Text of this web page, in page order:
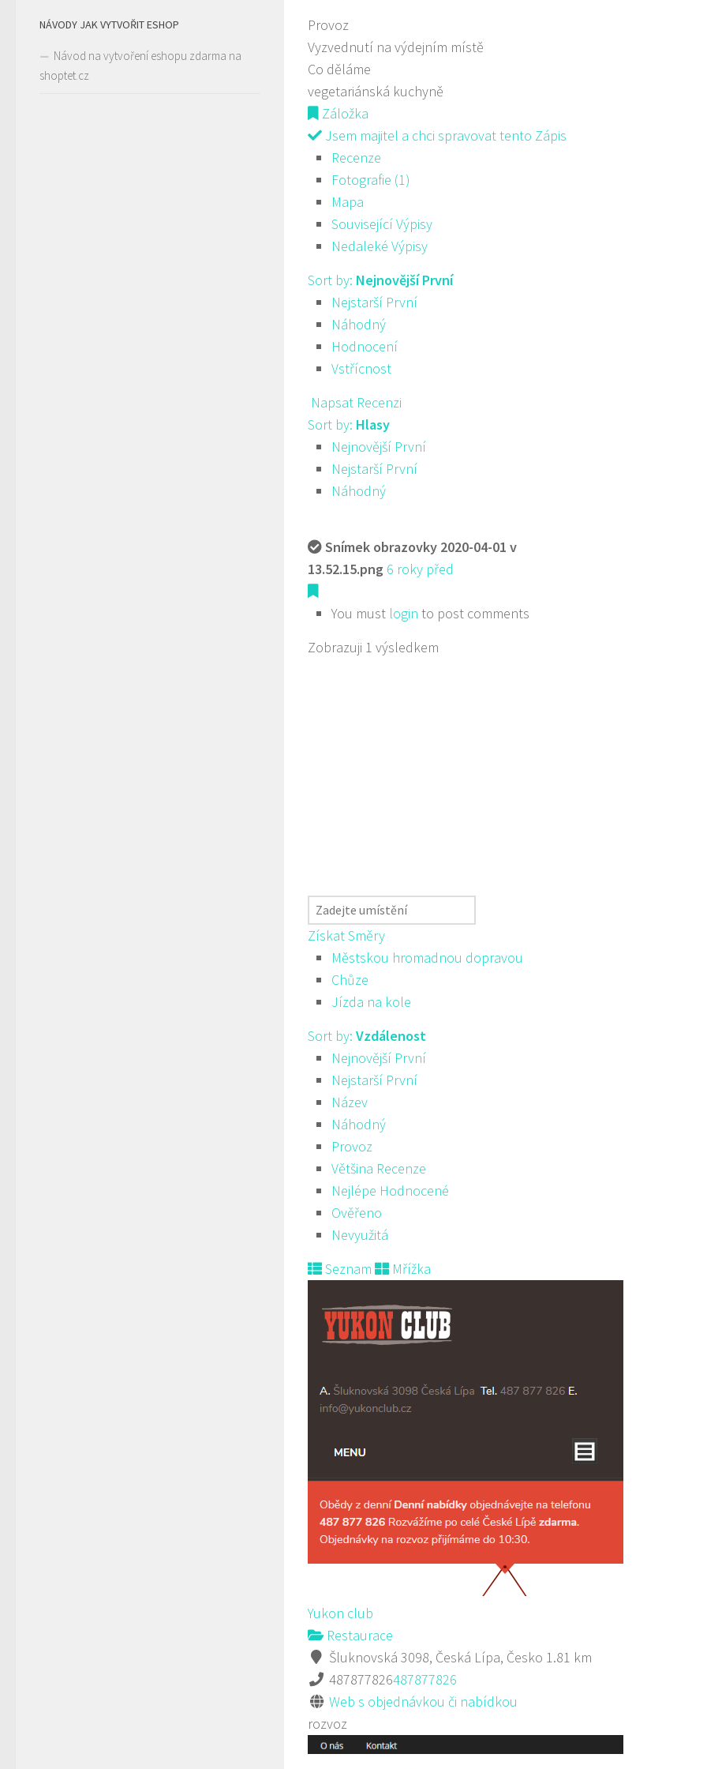
Provoz
Vyzvednutí na výdejním místě
Co děláme
vegetariánská kuchyně
Záložka
Jsem majitel a chci spravovat tento Zápis
Recenze
Fotografie (1)
Mapa
Související Výpisy
Nedaleké Výpisy
Sort by: Nejnovější První
Nejstarší První
Náhodný
Hodnocení
Vstřícnost
Napsat Recenzi
Sort by: Hlasy
Nejnovější První
Nejstarší První
Náhodný
Snímek obrazovky 2020-04-01 v
13.52.15.png 6 roky před
You must login to post comments
Zobrazuji 1 výsledkem
Získat Směry
Městskou hromadnou dopravou
Chůze
Jízda na kole
Sort by: Vzdálenost
Nejnovější První
Nejstarší První
Název
Náhodný
Provoz
Většina Recenze
Nejlépe Hodnocené
Ověřeno
Nevyužitá
Seznam
Mřížka
Yukon club
Restaurace
Šluknovská 3098, Česká Lípa, Česko 1.81 km
487877826487877826
Web s objednávkou či nabídkou
rozvoz
NÁVODY JAK VYTVOŘIT ESHOP
Návod na vytvoření eshopu zdarma na
shoptet.cz